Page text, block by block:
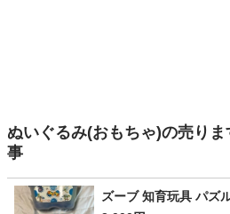
ぬいぐるみ(おもちゃ)の売り
事
ズーブ 知育玩具 パズ